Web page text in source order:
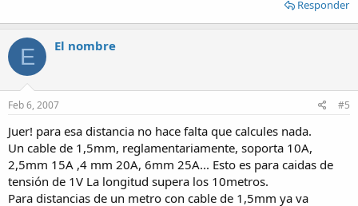
Responder
E El nombre
Feb 6, 2007 #5
Juer! para esa distancia no hace falta que calcules nada.
Un cable de 1,5mm, reglamentariamente, soporta 10A,
2,5mm 15A ,4 mm 20A, 6mm 25A... Esto es para caidas de
tensión de 1V La longitud supera los 10metros.
Para distancias de un metro con cable de 1,5mm ya va